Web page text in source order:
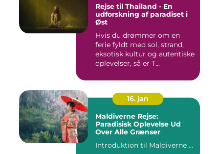
Rejse til Thailand - En
udforskning af paradiset i
Øst
Hvis du drømmer om en
ferie fyldt med sol, strand,
eksotisk kultur og autentiske
oplevelser, så er T...
16. jan
Maldiverne Rejse:
Paradisisk Oplevelse Ud
Over Alle Grænser
Introduktion til Maldiverne ...